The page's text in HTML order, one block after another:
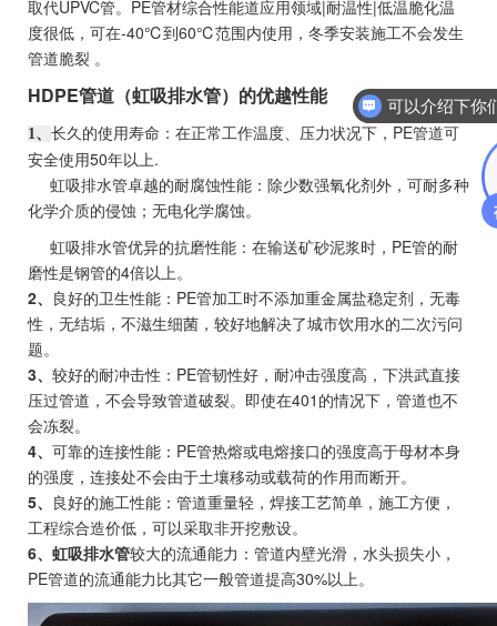
取代UPVC管。PE管材综合性能道应用领域|耐温性|低温脆化温
度很低，可在-40℃到60℃范围内使用，冬季安装施工不会发生
管道脆裂 。
HDPE管道（虹吸排水管）的优越性能
1、 长久的使用寿命：在正常工作温度、压力状况下，PE管道可
安全使用50年以上.
虹吸排水管卓越的耐腐蚀性能：除少数强氧化剂外，可耐多种
化学介质的侵蚀；无电化学腐蚀。
虹吸排水管优异的抗磨性能：在输送矿砂泥浆时，PE管的耐
磨性是钢管的4倍以上。
2、 良好的卫生性能：PE管加工时不添加重金属盐稳定剂，无毒
性，无结垢，不滋生细菌，较好地解决了城市饮用水的二次污问
题。
3、 较好的耐冲击性：PE管韧性好，耐冲击强度高，下洪武直接
压过管道，不会导致管道破裂。即使在401的情况下，管道也不
会冻裂。
4、 可靠的连接性能：PE管热熔或电熔接口的强度高于母材本身
的强度，连接处不会由于土壤移动或载荷的作用而断开。
5、 良好的施工性能：管道重量轻，焊接工艺简单，施工方便，
工程综合造价低，可以采取非开挖敷设。
6、虹吸排水管较大的流通能力：管道内壁光滑，水头损失小，
PE管道的流通能力比其它一般管道提高30%以上。